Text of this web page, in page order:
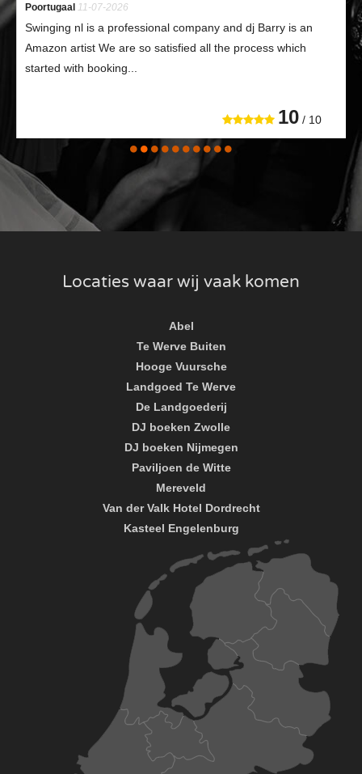
Leiden 10-07-2026
Door afzeggen oorspronkelijke (onafhankelijke) DJ in aller ijl
nog op zoek gegaan naar een vervanging. Gelukkig had
Swinging nog een DJ op...
10 / 10
Locaties waar wij vaak komen
Abel
Te Werve Buiten
Hooge Vuursche
Landgoed Te Werve
De Landgoederij
DJ boeken Zwolle
DJ boeken Nijmegen
Paviljoen de Witte
Mereveld
Van der Valk Hotel Dordrecht
Kasteel Engelenburg